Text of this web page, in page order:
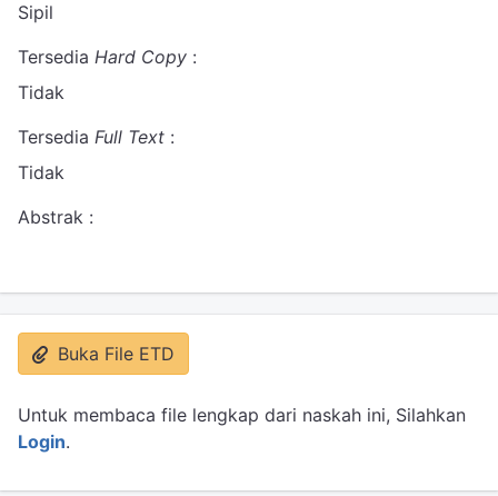
Sipil
Tersedia Hard Copy :
Tidak
Tersedia Full Text :
Tidak
Abstrak :
Buka File ETD
Untuk membaca file lengkap dari naskah ini, Silahkan
Login.